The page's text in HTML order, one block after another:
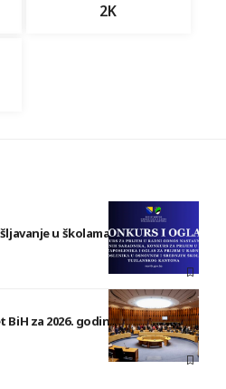
2K
u školama TK: Rok za
za 2026. godinu vrijedan 1,58